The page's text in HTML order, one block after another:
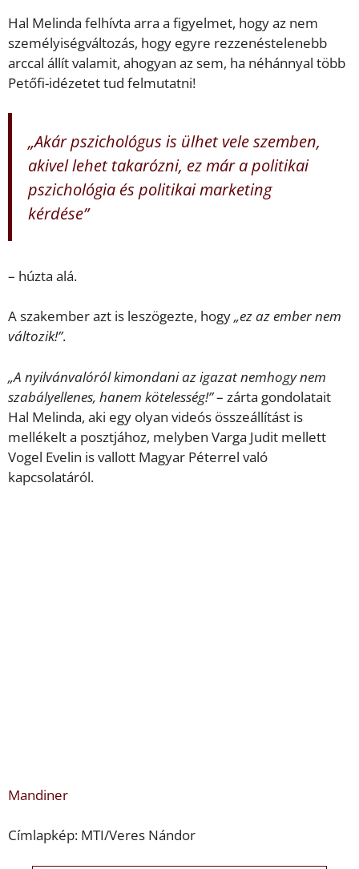
Hal Melinda felhívta arra a figyelmet, hogy az nem
személyiségváltozás, hogy egyre rezzenéstelenebb
arccal állít valamit, ahogyan az sem, ha néhánnyal több
Petőfi-idézetet tud felmutatni!
„Akár pszichológus is ülhet vele szemben,
akivel lehet takarózni, ez már a politikai
pszichológia és politikai marketing
kérdése”
– húzta alá.
A szakember azt is leszögezte, hogy„ez az ember nem
változik!”.
„A nyilvánvalóról kimondani az igazat nemhogy nem
szabályellenes, hanem kötelesség!”– zárta gondolatait
Hal Melinda, aki egy olyan videós összeállítást is
mellékelt a posztjához, melyben Varga Judit mellett
Vogel Evelin is vallott Magyar Péterrel való
kapcsolatáról.
Mandiner
Címlapkép: MTI/Veres Nándor